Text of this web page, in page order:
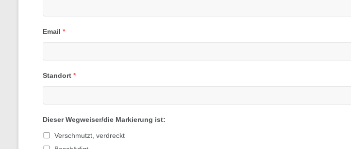
Email *
Standort *
Dieser Wegweiser/die Markierung ist:
Verschmutzt, verdreckt